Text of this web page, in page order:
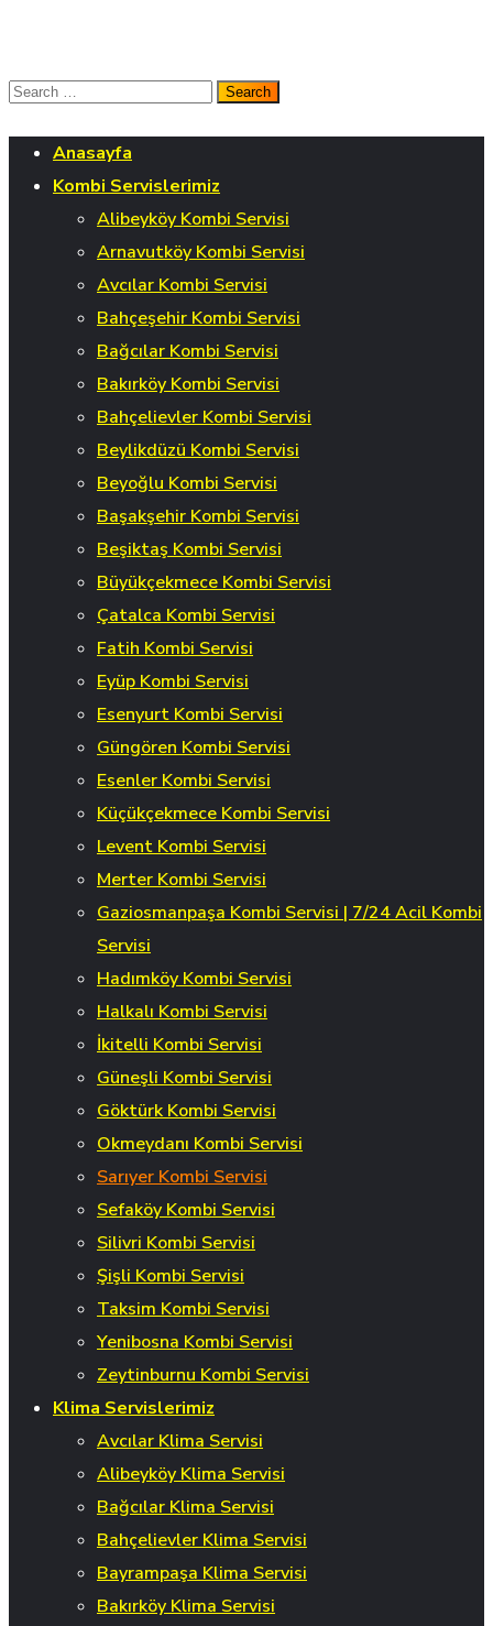
Anasayfa
Kombi Servislerimiz
Alibeyköy Kombi Servisi
Arnavutköy Kombi Servisi
Avcılar Kombi Servisi
Bahçeşehir Kombi Servisi
Bağcılar Kombi Servisi
Bakırköy Kombi Servisi
Bahçelievler Kombi Servisi
Beylikdüzü Kombi Servisi
Beyoğlu Kombi Servisi
Başakşehir Kombi Servisi
Beşiktaş Kombi Servisi
Büyükçekmece Kombi Servisi
Çatalca Kombi Servisi
Fatih Kombi Servisi
Eyüp Kombi Servisi
Esenyurt Kombi Servisi
Güngören Kombi Servisi
Esenler Kombi Servisi
Küçükçekmece Kombi Servisi
Levent Kombi Servisi
Merter Kombi Servisi
Gaziosmanpaşa Kombi Servisi | 7/24 Acil Kombi
Servisi
Hadımköy Kombi Servisi
Halkalı Kombi Servisi
İkitelli Kombi Servisi
Güneşli Kombi Servisi
Göktürk Kombi Servisi
Okmeydanı Kombi Servisi
Sarıyer Kombi Servisi
Sefaköy Kombi Servisi
Silivri Kombi Servisi
Şişli Kombi Servisi
Taksim Kombi Servisi
Yenibosna Kombi Servisi
Zeytinburnu Kombi Servisi
Klima Servislerimiz
Avcılar Klima Servisi
Alibeyköy Klima Servisi
Bağcılar Klima Servisi
Bahçelievler Klima Servisi
Bayrampaşa Klima Servisi
Bakırköy Klima Servisi